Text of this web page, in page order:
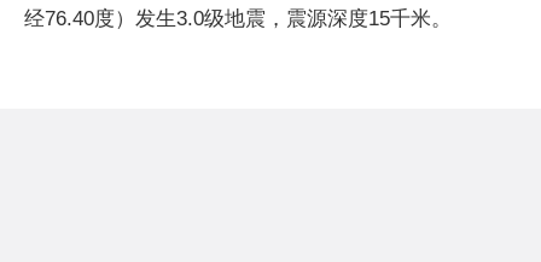
经76.40度）发生3.0级地震，震源深度15千米。